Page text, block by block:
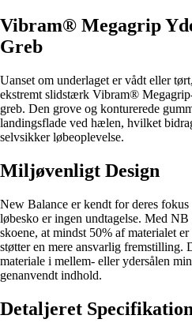
Vibram® Megagrip
Greb
Uanset om underlaget er vådt eller
ekstremt slidstærk Vibram®
greb. Den grove og konturerede
landingsflade ved hælen, hvilket
selvsikker løbeoplevelse.
Miljøvenligt Design
New Balance er kendt for deres
løbesko er ingen undtagelse. Med
skoene, at mindst 50% af materialet
støtter en mere ansvarlig fremstilling.
materiale i mellem- eller ydersålen
genanvendt indhold.
Detaljeret